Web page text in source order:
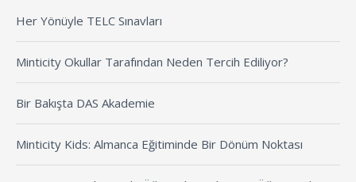
Her Yönüyle TELC Sınavları
Minticity Okullar Tarafından Neden Tercih Ediliyor?
Bir Bakışta DAS Akademie
Minticity Kids: Almanca Eğitiminde Bir Dönüm Noktası